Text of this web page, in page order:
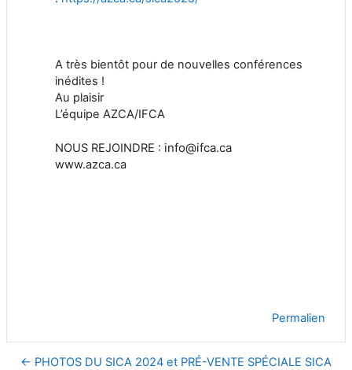
A très bientôt pour de nouvelles conférences
inédites !
Au plaisir
L’équipe AZCA/IFCA
NOUS REJOINDRE : info@ifca.ca
www.azca.ca
Permalien
← PHOTOS DU SICA 2024 et PRÉ-VENTE SPÉCIALE SICA